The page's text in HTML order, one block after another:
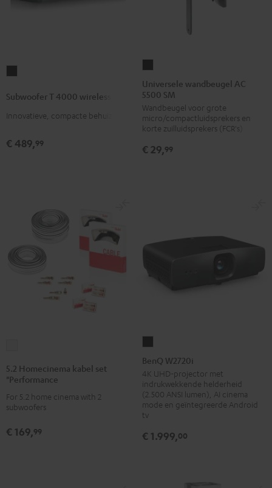
4000
wireless
Subwoofer T 4000 wireless
Innovatieve, compacte behuizing
€ 489,99
wandbeugel
AC
5500
SM
Universele wandbeugel AC
5500 SM
Wandbeugel voor grote
micro/compactluidsprekers en
korte zuilluidsprekers (FCR's)
€ 29,99
kabel
"Performance
5.2 Homecinema kabel set
"Performance
For 5.2 home cinema with 2
subwoofers
€ 169,99
W2720i
Zwart
BenQ W2720i
4K UHD-projector met
indrukwekkende helderheid
(2.500 ANSI lumen), AI cinema
mode en geïntegreerde Android
tv
€ 1.999,00